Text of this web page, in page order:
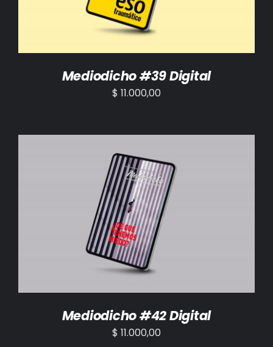
Mediodicho #39 Digital
$ 11.000,00
AÑADIR AL CARRITO /
Mediodicho #42 Digital
$ 11.000,00